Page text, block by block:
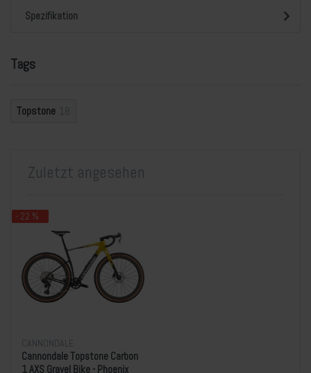
Spezifikation
Tags
Topstone 18
Zuletzt angesehen
- 22 %
CANNONDALE
Cannondale Topstone Carbon
1 AXS Gravel Bike - Phoenix